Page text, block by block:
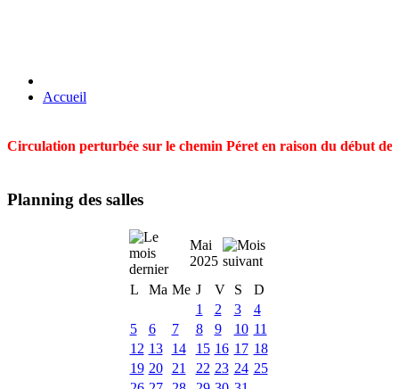
Accueil
Circulation perturbée sur le chemin Péret en raison du début
Planning des salles
Mai
2025
L
Ma Me J V S
D
1
2 3
4
5
6 7 8 9 10 11
12 13 14 15 16 17 18
19 20 21 22 23 24 25